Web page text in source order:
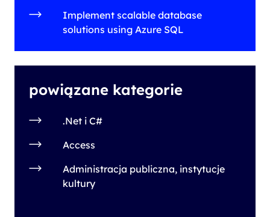
Implement scalable database
solutions using Azure SQL
powiązane kategorie
.Net i C#
Access
Administracja publiczna, instytucje
kultury